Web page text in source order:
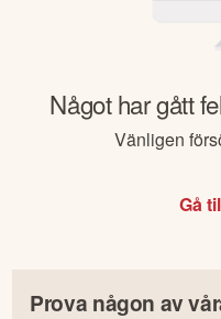
Något har gått
Vänligen
Gå
Prova någon av